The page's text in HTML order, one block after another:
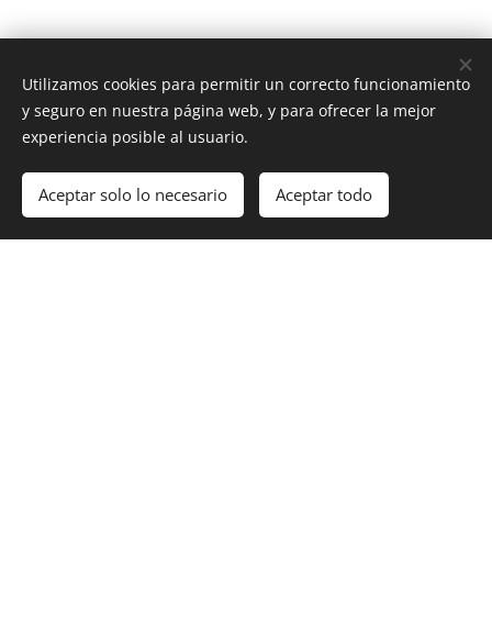
Utilizamos cookies para permitir un correcto funcionamiento
y seguro en nuestra página web, y para ofrecer la mejor
experiencia posible al usuario.
Aceptar solo lo necesario Aceptar todo